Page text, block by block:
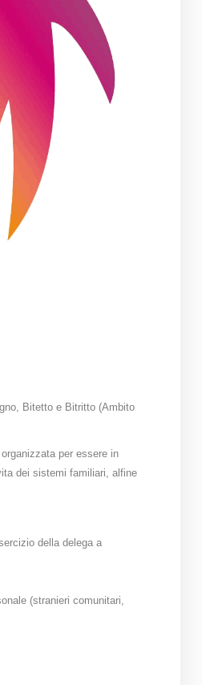
Bitetto e Bitritto (Ambito
per essere in
dei sistemi familiari, alfine
della delega a
(stranieri comunitari,